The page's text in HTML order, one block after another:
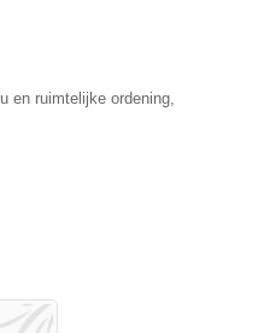
en ruimtelijke ordening,